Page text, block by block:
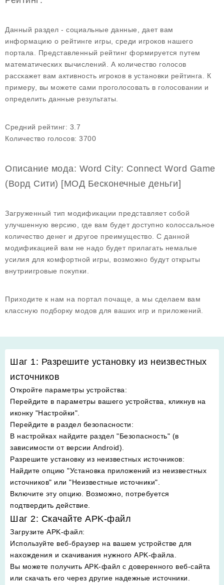
Данный раздел - социальные данные, дает вам
информацию о рейтинге игры, среди игроков нашего
портала. Представленный рейтинг формируется путем
математических вычислений. А количество голосов
расскажет вам активность игроков в установки рейтинга. К
примеру, вы можете сами проголосовать в голосовании и
определить данные результаты.
Средний рейтинг: 3.7
Количество голосов: 3700
Описание мода: Word City: Connect Word Game
(Ворд Сити) [МОД Бесконечные деньги]
Загруженный тип модификации представляет собой
улучшенную версию, где вам будет доступно колоссальное
количество денег и другое преимущество. С данной
модификацией вам не надо будет прилагать немалые
усилия для комфортной игры, возможно будут открыты
внутриигровые покупки.
Приходите к нам на портал почаще, а мы сделаем вам
классную подборку модов для ваших игр и приложений.
Шаг 1: Разрешите установку из неизвестных
источников
Откройте параметры устройства:
Перейдите в параметры вашего устройства, кликнув на
иконку "Настройки".
Перейдите в раздел безопасности:
В настройках найдите раздел "Безопасность" (в
зависимости от версии Android).
Разрешите установку из неизвестных источников:
Найдите опцию "Установка приложений из неизвестных
источников" или "Неизвестные источники".
Включите эту опцию. Возможно, потребуется
подтвердить действие.
Шаг 2: Скачайте APK-файл
Загрузите APK-файл:
Используйте веб-браузер на вашем устройстве для
нахождения и скачивания нужного APK-файла.
Вы можете получить APK-файл с доверенного веб-сайта
или скачать его через другие надежные источники.